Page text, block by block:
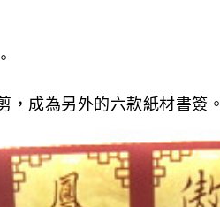
，成為另外的六款紙材書簽。